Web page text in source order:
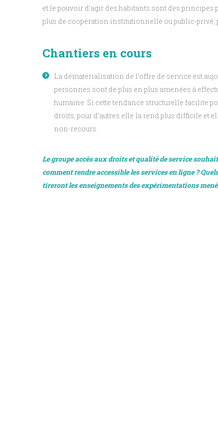
et le pouvoir d’agir des habitants sont des
plus de coopération institutionnelle ou public-privé,
Chantiers en cours
La dématérialisation de l’offre de service est
personnes sont de plus en plus amenées à
humaine. Si cette tendance structurelle facilite
droits, pour d’autres elle la rend plus difficile et
non-recours.
Le groupe accès aux droits et qualité de service
comment rendre accessible les services en ligne ?
tireront les enseignements des expérimentations